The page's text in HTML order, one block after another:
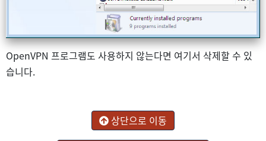
OpenVPN 프로그램도 사용하지 않는다면 여기서 삭제할 수 있
습니다.
상단으로 이동